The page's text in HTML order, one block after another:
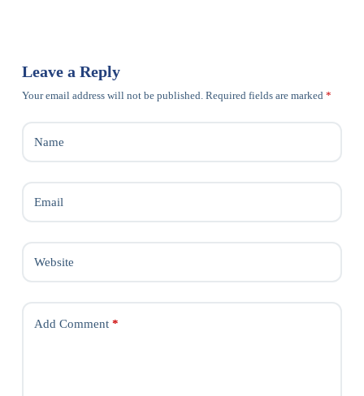
Leave a Reply
Your email address will not be published. Required fields are marked *
Name
Email
Website
Add Comment*